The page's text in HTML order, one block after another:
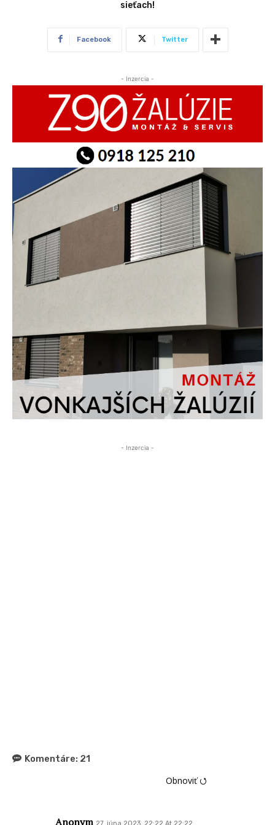
sieťach!
Facebook Twitter
- Inzercia -
- Inzercia -
Komentáre: 21
Obnoviť ⭯
Anonym 27. júna 2023, 22:22 At 22:22